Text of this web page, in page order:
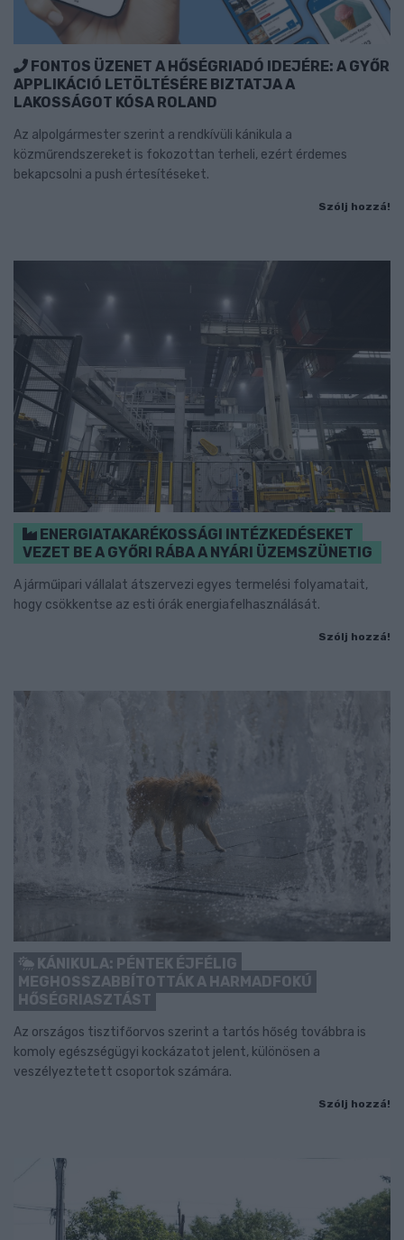
FONTOS ÜZENET A HŐSÉGRIADÓ IDEJÉRE: A GYŐR
APPLIKÁCIÓ LETÖLTÉSÉRE BIZTATJA A
LAKOSSÁGOT KÓSA ROLAND
Az alpolgármester szerint a rendkívüli kánikula a
közműrendszereket is fokozottan terheli, ezért érdemes
bekapcsolni a push értesítéseket.
Szólj hozzá!
ENERGIATAKARÉKOSSÁGI INTÉZKEDÉSEKET
VEZET BE A GYŐRI RÁBA A NYÁRI ÜZEMSZÜNETIG
A járműipari vállalat átszervezi egyes termelési folyamatait,
hogy csökkentse az esti órák energiafelhasználását.
Szólj hozzá!
KÁNIKULA: PÉNTEK ÉJFÉLIG
MEGHOSSZABBÍTOTTÁK A HARMADFOKÚ
HŐSÉGRIASZTÁST
Az országos tisztifőorvos szerint a tartós hőség továbbra is
komoly egészségügyi kockázatot jelent, különösen a
veszélyeztetett csoportok számára.
Szólj hozzá!